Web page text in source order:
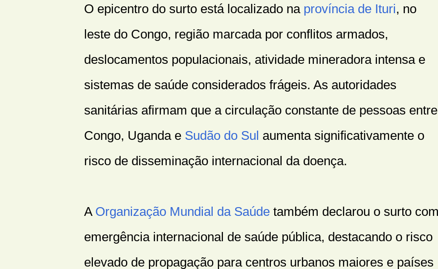
O epicentro do surto está localizado na província de Ituri, no
leste do Congo, região marcada por conflitos armados,
deslocamentos populacionais, atividade mineradora intensa e
sistemas de saúde considerados frágeis. As autoridades
sanitárias afirmam que a circulação constante de pessoas entre
Congo, Uganda e Sudão do Sul aumenta significativamente o
risco de disseminação internacional da doença.
A Organização Mundial da Saúde também declarou o surto
emergência internacional de saúde pública, destacando o risco
elevado de propagação para centros urbanos maiores e países